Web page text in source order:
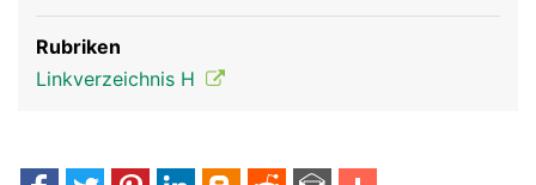
Rubriken
Linkverzeichnis H